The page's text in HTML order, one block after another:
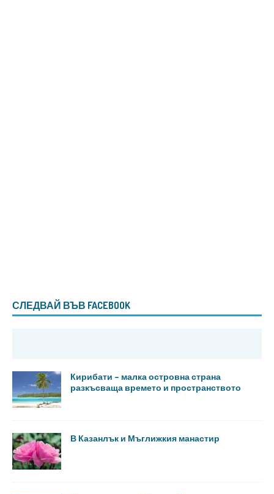
СЛЕДВАЙ ВЪВ FACEBOOK
Кирибати – малка островна страна
разкъсваща времето и пространството
В Казанлък и Мъглижкия манастир